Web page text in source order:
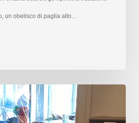
un obelisco di paglia alto…